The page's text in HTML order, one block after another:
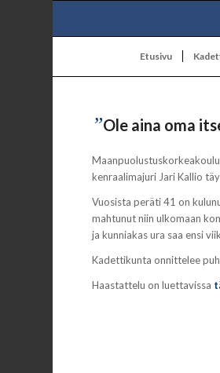
Etusivu
”Ole aina oma
kenraalimajuri Jari Kallio
Vuosista peräti 41 on
mahtunut niin ulkomaan
ja kunniakas ura saa ensi
Kadettikunta onnittelee
Haastattelu on luettavissa